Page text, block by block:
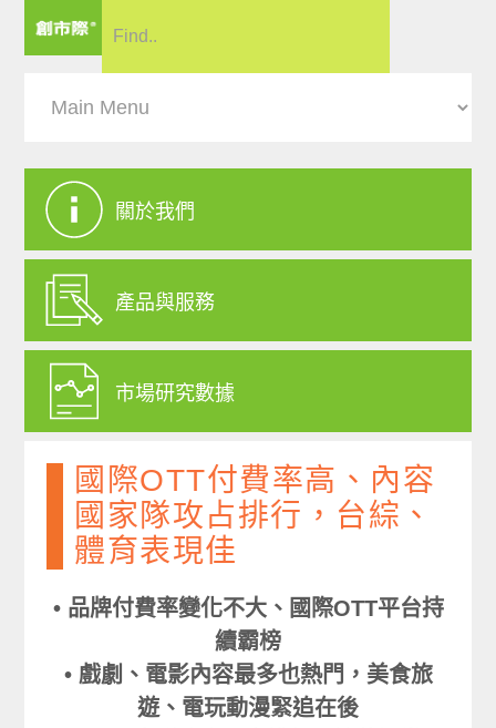
關於我們
產品與服務
市場研究數據
國際OTT付費率高、內容
國家隊攻占排行，台綜、
體育表現佳
• 品牌付費率變化不大、國際OTT平台持
續霸榜
• 戲劇、電影內容最多也熱門，美食旅
遊、電玩動漫緊追在後